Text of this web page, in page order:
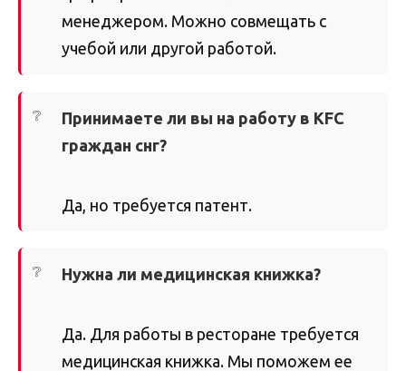
менеджером. Можно совмещать с
учебой или другой работой.
Принимаете ли вы на работу в KFC
граждан снг?
Да, но требуется патент.
Нужна ли медицинская книжка?
Да. Для работы в ресторане требуется
медицинская книжка. Мы поможем ее